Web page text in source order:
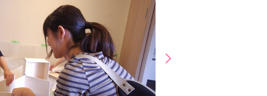
arrow_forward_iosNext